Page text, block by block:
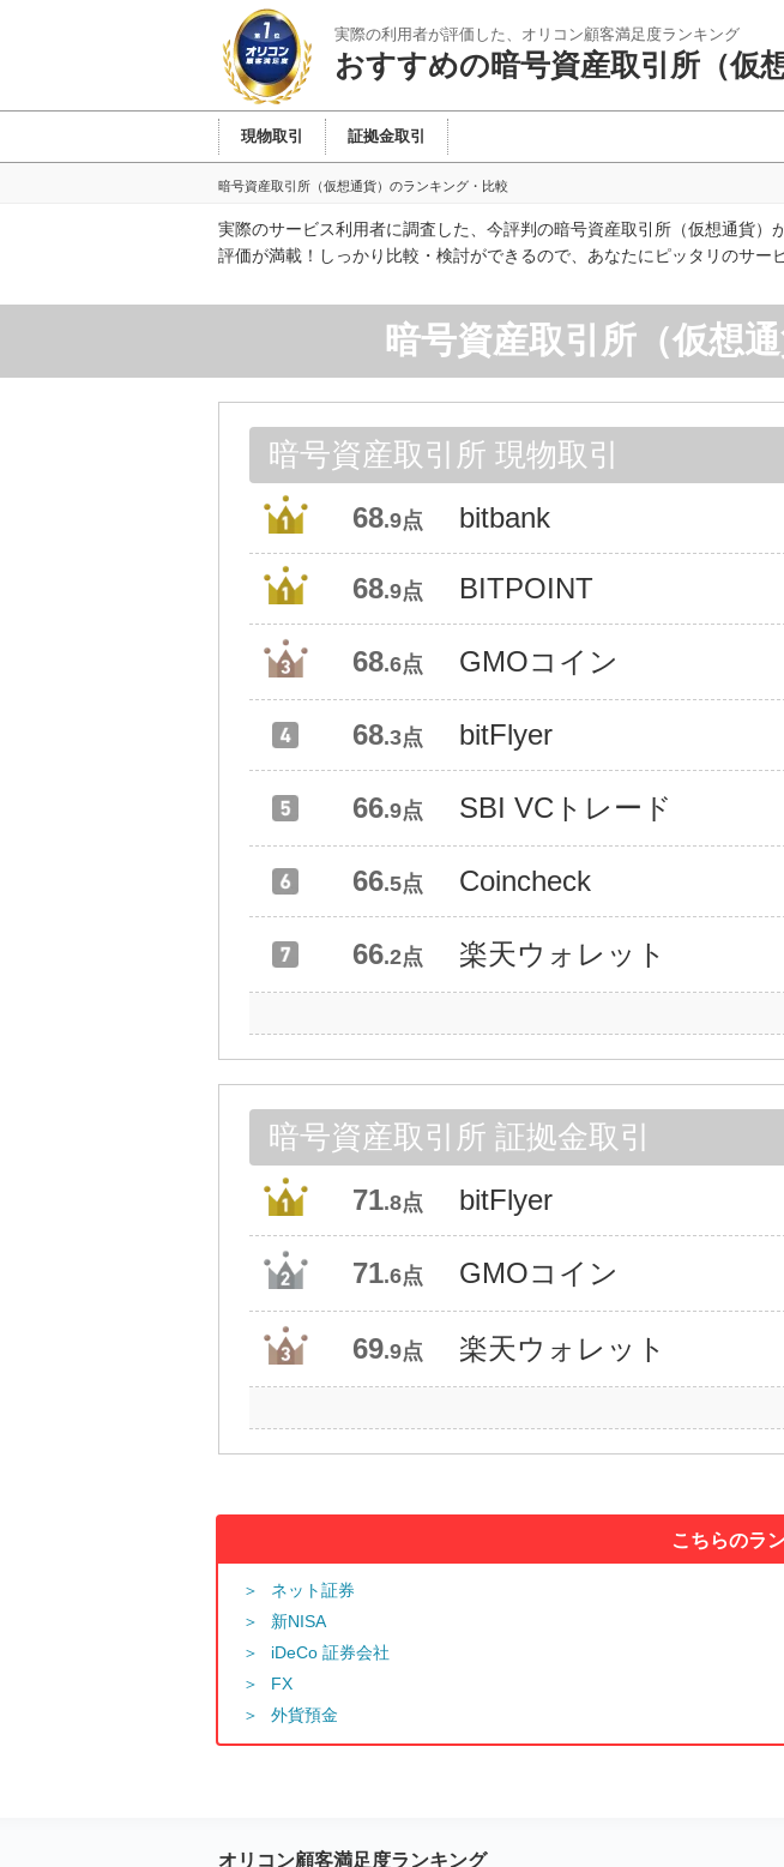
実際の利用者が評価した、オリコン顧客満足度ランキング
おすすめの暗号資産取引所（仮
現物取引 証拠金取引
暗号資産取引所（仮想通貨）のランキング・比較
実際のサービス利用者に調査した、今評判の暗号資産取引所（仮想通貨
評価が満載！しっかり比較・検討ができるので、あなたにピッタリのサー
暗号資産取引所（仮想
暗号資産取引所 現物取引
68.9点 bitbank
68.9点 BITPOINT
68.6点 GMOコイン
68.3点 bitFlyer
66.9点 SBI VCトレード
66.5点 Coincheck
66.2点 楽天ウォレット
暗号資産取引所 証拠金取引
71.8点 bitFlyer
71.6点 GMOコイン
69.9点 楽天ウォレット
こちらのラ
ネット証券
新NISA
iDeCo 証券会社
FX
外貨預金
オリコン顧客満足度ランキング